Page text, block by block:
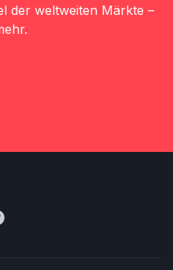
der weltweiten Märkte –